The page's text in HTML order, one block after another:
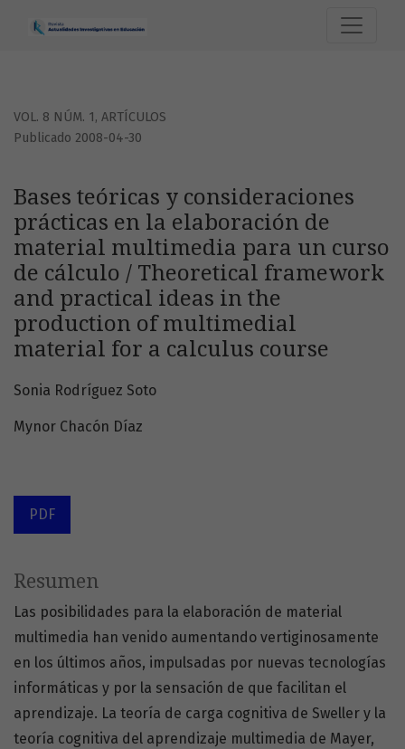
VOL. 8 NÚM. 1, ARTÍCULOS
Bases teóricas y consideraciones
prácticas en la elaboración de
material multimedia para un curso
de cálculo / Theoretical framework
and practical ideas in the
production of multimedial
material for a calculus course
Publicado 2008-04-30
Sonia Rodríguez Soto
Mynor Chacón Díaz
PDF
Resumen
Las posibilidades para la elaboración de material
multimedia han venido aumentando vertiginosamente
en los últimos años, impulsadas por nuevas tecnologías
informáticas y por la sensación de que facilitan el
aprendizaje. La teoría de carga cognitiva de Sweller y la
teoría cognitiva del aprendizaje multimedia de Mayer,